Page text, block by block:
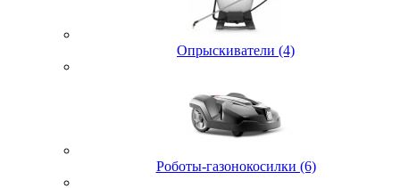
Опрыскиватели (4)
Роботы-газонокосилки (6)